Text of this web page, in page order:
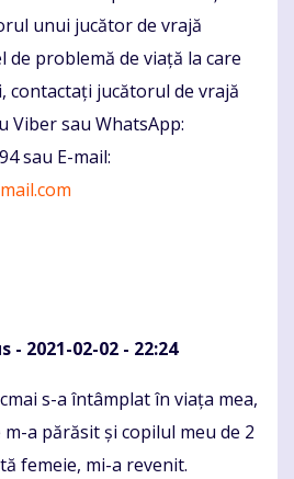
unui jucător de vrajă
de problemă de viață la care
contactați jucătorul de vrajă
Viber sau WhatsApp:
sau E-mail:
- 2021-02-02 - 22:24
s-a întâmplat în viața mea,
a părăsit și copilul meu de 2
femeie, mi-a revenit.